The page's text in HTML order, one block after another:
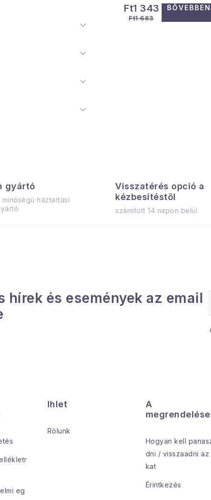
d
Ft1 343
Ft1 683
BŐVEBBEN
á
n
y
e
gyártó
háztartási
Visszatérés opció a
kézbesítéstől
számított 14 napon belül
hírek és események az email
eg
Ihlet
Rólunk
A
Hogyan kell
dni / visszaadni az
kat
Érintkezés